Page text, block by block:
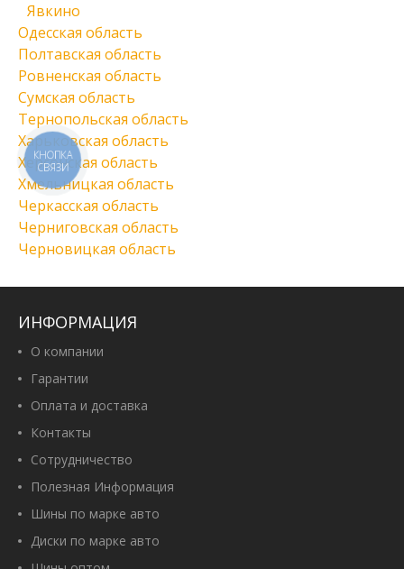
Явкино
Одесская область
Полтавская область
Ровненская область
Сумская область
Тернопольская область
Харьковская область
Херсонская область
Хмельницкая область
Черкасская область
Черниговская область
Черновицкая область
ИНФОРМАЦИЯ
О компании
Гарантии
Оплата и доставка
Контакты
Сотрудничество
Полезная Информация
Шины по марке авто
Диски по марке авто
КНОПКА
СВЯЗИ